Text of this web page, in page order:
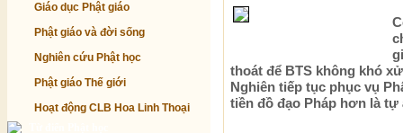
Giáo dục Phật giáo
Phật giáo và đời sống
Nghiên cứu Phật học
Phật giáo Thế giới
Hoạt động CLB Hoa Linh Thoại
thoát để BTS không khó
Nghiên tiếp tục phục vụ
tiền đồ đạo Pháp hơn là tự